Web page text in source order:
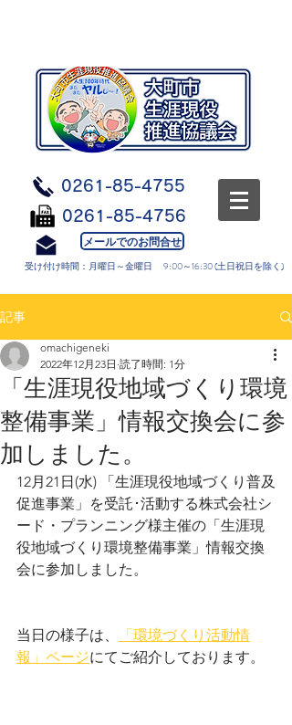
0261-85-4755
0261-85-4756
メールでのお問合せ
受け付け時間：月曜日～金曜日 9:00～16:30 (土日祝日を除く)
記事
「生涯現役地域づくり環境
整備事業」情報交換会に参
加しました。
omachigeneki
2022年12月23日 読了時間: 1分
12月21日(水) 「生涯現役地域づくり普及
促進事業」を受託･活動する株式会社シ
ード・プランニング様主催の「生涯現
役地域づくり環境整備事業」情報交換
会に参加しました。
当日の様子は、
「環境づくり活動情
報」ページにてご紹介しております。